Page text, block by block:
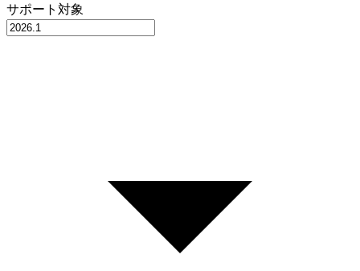
サポート対象